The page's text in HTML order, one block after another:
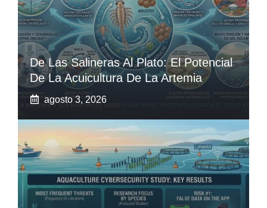
De Las Salineras Al Plato: El Potencial
De La Acuicultura De La Artemia
agosto 3, 2026